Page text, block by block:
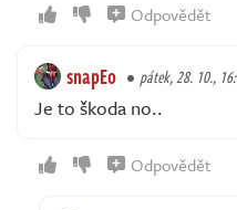
Odpovědět
snapEo pátek, 28. 10.,
Je to škoda no..
Odpovědět